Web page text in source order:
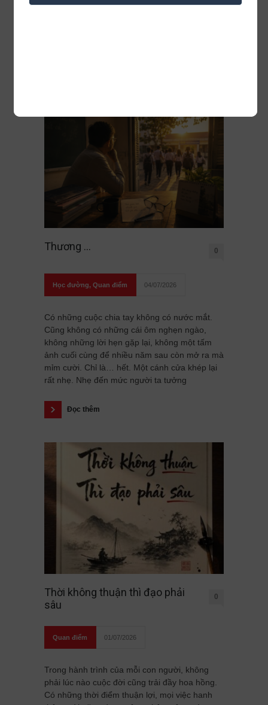
Thương … 0
Học đường, Quan điểm 04/07/2026
Có những cuộc chia tay không có nước mắt.
Cũng không có những cái ôm nghẹn ngào,
không những lời hẹn gặp lại, không một tấm
ảnh cuối cùng để nhiều năm sau còn mở ra mà
mỉm cười. Chỉ là… hết. Một cánh cửa khép lại
rất nhẹ. Nhẹ đến mức người ta tưởng
Đọc thêm
Thời không thuận thì đạo phải
sâu
0
Quan điểm 01/07/2026
Trong hành trình của mỗi con người, không
phải lúc nào cuộc đời cũng trải đầy hoa hồng.
Có những thời điểm thuận lợi, mọi việc hanh